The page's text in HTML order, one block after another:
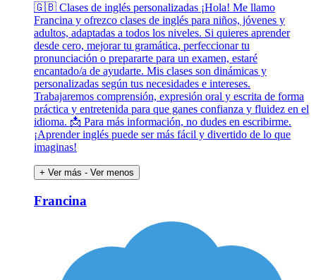
🇬🇧 Clases de inglés personalizadas ¡Hola! Me llamo
Francina y ofrezco clases de inglés para niños, jóvenes y
adultos, adaptadas a todos los niveles. Si quieres aprender
desde cero, mejorar tu gramática, perfeccionar tu
pronunciación o prepararte para un examen, estaré
encantado/a de ayudarte. Mis clases son dinámicas y
personalizadas según tus necesidades e intereses.
Trabajaremos comprensión, expresión oral y escrita de forma
práctica y entretenida para que ganes confianza y fluidez en el
idioma. 📩 Para más información, no dudes en escribirme.
¡Aprender inglés puede ser más fácil y divertido de lo que
imaginas!
+ Ver más - Ver menos
Francina